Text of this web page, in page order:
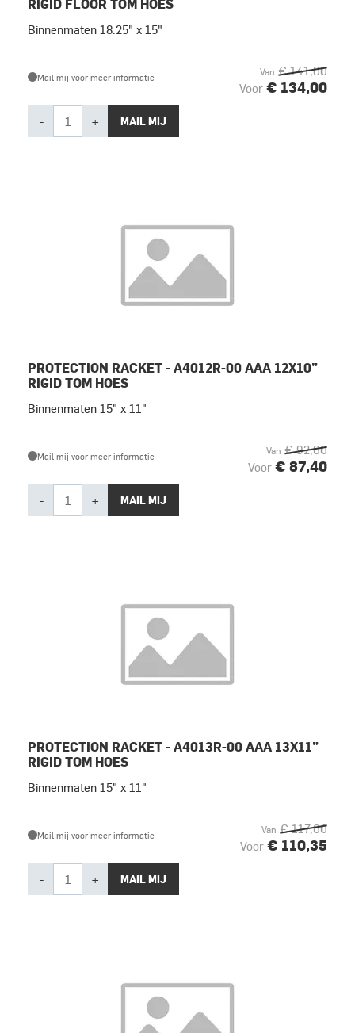
RIGID FLOOR TOM HOES
Binnenmaten 18.25" x 15"
Mail mij voor meer informatie Van € 141,00
Voor € 134,00
- + MAIL MIJ
PROTECTION RACKET - A4012R-00 AAA 12X10”
RIGID TOM HOES
Binnenmaten 15" x 11"
Mail mij voor meer informatie Van € 92,00
Voor € 87,40
- + MAIL MIJ
PROTECTION RACKET - A4013R-00 AAA 13X11”
RIGID TOM HOES
Binnenmaten 15" x 11"
Mail mij voor meer informatie Van € 117,00
Voor € 110,35
- + MAIL MIJ